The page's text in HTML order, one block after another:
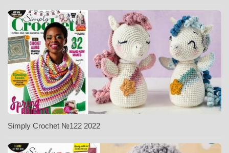
Simply Crochet №122 2022